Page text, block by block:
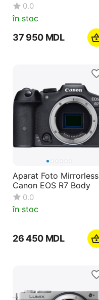
0.0
în stoc
37 950 MDL
Aparat Foto Mirrorless
Canon EOS R7 Body
0.0
în stoc
26 450 MDL